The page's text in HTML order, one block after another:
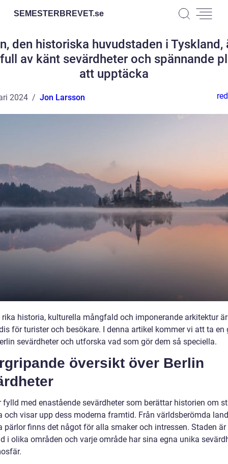
SEMESTERBREVET.se
den historiska huvudstaden i Tyskland,
av känt sevärdheter och spännande
att upptäcka
2024 Jon Larsson
rika historia, kulturella mångfald och imponerande arkitektur
för turister och besökare. I denna artikel kommer vi att ta en
sevärdheter och utforska vad som gör dem så speciella.
översikt över Berlin
fylld med enastående sevärdheter som berättar historien om
och visar upp dess moderna framtid. Från världsberömda
pärlor finns det något för alla smaker och intressen. Staden är
i olika områden och varje område har sina egna unika